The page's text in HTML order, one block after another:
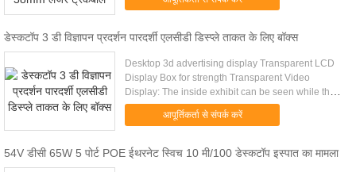
sealed stainless steel mouse ...
डेस्कटॉप 3 डी विज्ञापन प्रदर्शन पारदर्शी एलसीडी डिस्प्ले ताकत के लिए बॉक्स
Desktop 3d advertising display Transparent LCD
Display Box for strength Transparent Video
Display: The inside exhibit can be seen while the
pictures or vedios are displayed. It will strength
cunstomer’s ...आपूर्तिकर्ता से संपर्क करें
54V डीसी 65W 5 पोर्ट POE ईथरनेट स्विच 10 मी/100 डेस्कटॉप इस्पात का मामला